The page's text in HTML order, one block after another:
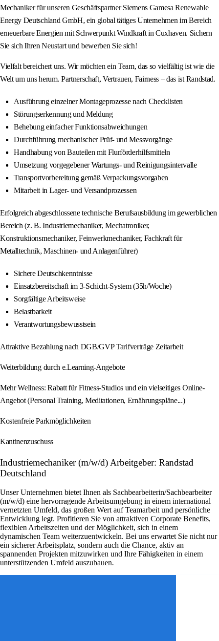
Mechaniker für unseren Geschäftspartner Siemens Gamesa Renewable
Energy Deutschland GmbH, ein global tätiges Unternehmen im Bereich
erneuerbare Energien mit Schwerpunkt Windkraft in Cuxhaven. Sichern
Sie sich Ihren Neustart und bewerben Sie sich!
Vielfalt bereichert uns. Wir möchten ein Team, das so vielfältig ist wie die
Welt um uns herum. Partnerschaft, Vertrauen, Fairness – das ist Randstad.
Ausführung einzelner Montageprozesse nach Checklisten
Störungserkennung und Meldung
Behebung einfacher Funktionsabweichungen
Durchführung mechanischer Prüf- und Messvorgänge
Handhabung von Bauteilen mit Flurförderhilfsmitteln
Umsetzung vorgegebener Wartungs- und Reinigungsintervalle
Transportvorbereitung gemäß Verpackungsvorgaben
Mitarbeit in Lager- und Versandprozessen
Erfolgreich abgeschlossene technische Berufsausbildung im gewerblichen
Bereich (z. B. Industriemechaniker, Mechatroniker,
Konstruktionsmechaniker, Feinwerkmechaniker, Fachkraft für
Metalltechnik, Maschinen- und Anlagenführer)
Sichere Deutschkenntnisse
Einsatzbereitschaft im 3-Schicht-System (35h/Woche)
Sorgfältige Arbeitsweise
Belastbarkeit
Verantwortungsbewusstsein
Attraktive Bezahlung nach DGB/GVP Tarifverträge Zeitarbeit
Weiterbildung durch e.Learning-Angebote
Mehr Wellness: Rabatt für Fitness-Studios und ein vielseitiges Online-
Angebot (Personal Training, Meditationen, Ernährungspläne...)
Kostenfreie Parkmöglichkeiten
Kantinenzuschuss
Industriemechaniker (m/w/d) Arbeitgeber: Randstad
Deutschland
Unser Unternehmen bietet Ihnen als Sachbearbeiterin/Sachbearbeiter
(m/w/d) eine hervorragende Arbeitsumgebung in einem international
vernetzten Umfeld, das großen Wert auf Teamarbeit und persönliche
Entwicklung legt. Profitieren Sie von attraktiven Corporate Benefits,
flexiblen Arbeitszeiten und der Möglichkeit, sich in einem
dynamischen Team weiterzuentwickeln. Bei uns erwartet Sie nicht nur
ein sicherer Arbeitsplatz, sondern auch die Chance, aktiv an
spannenden Projekten mitzuwirken und Ihre Fähigkeiten in einem
unterstützenden Umfeld auszubauen.